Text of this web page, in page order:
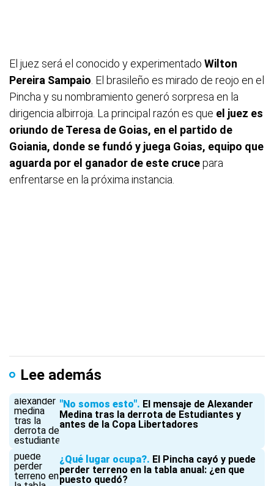
El juez será el conocido y experimentado Wilton
Pereira Sampaio . El brasileño es mirado de reojo en el
Pincha y su nombramiento generó sorpresa en la
dirigencia albirroja. La principal razón es que el juez es
oriundo de Teresa de Goias, en el partido de
Goiania, donde se fundó y juega Goias, equipo que
aguarda por el ganador de este crucepara
enfrentarse en la próxima instancia.
Lee además
"No somos esto" El mensaje de Alexander
Medina tras la derrota de Estudiantes y
antes de la Copa Libertadores
¿Qué lugar ocupa? El Pincha cayó y puede
perder terreno en la tabla anual: ¿en que
puesto quedó?